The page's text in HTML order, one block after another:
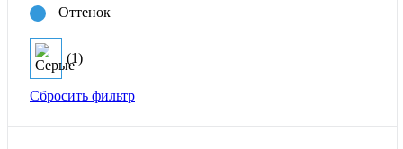
Оттенок
(1)
Сбросить фильтр